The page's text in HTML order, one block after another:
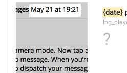
{date}
?